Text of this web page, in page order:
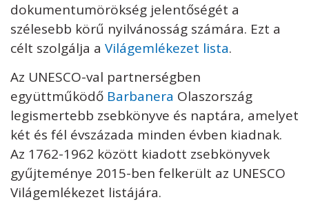
dokumentumörökség jelentőségét a
szélesebb körű nyilvánosság számára. Ezt a
célt szolgálja a Világemlékezet lista.
Az UNESCO-val partnerségben
együttműködő Barbanera Olaszország
legismertebb zsebkönyve és naptára, amelyet
két és fél évszázada minden évben kiadnak.
Az 1762-1962 között kiadott zsebkönyvek
gyűjteménye 2015-ben felkerült az UNESCO
Világemlékezet listájára.